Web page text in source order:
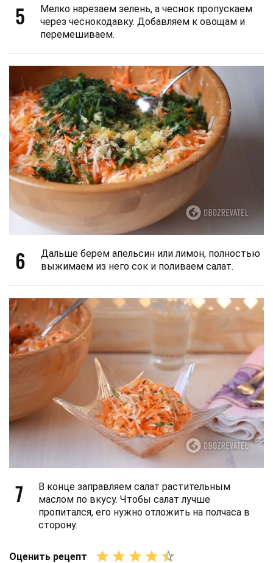
5
Мелко нарезаем зелень, а чеснок пропускаем
через чеснокодавку. Добавляем к овощам и
перемешиваем.
6
Дальше берем апельсин или лимон, полностью
выжимаем из него сок и поливаем салат.
7
В конце заправляем салат растительным
маслом по вкусу. Чтобы салат лучше
пропитался, его нужно отложить на полчаса в
сторону.
Оценить рецепт